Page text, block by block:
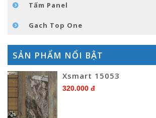
Tấm Panel
Gach Top One
SẢN PHẨM NỔI BẬT
Xsmart 15053
320.000 đ